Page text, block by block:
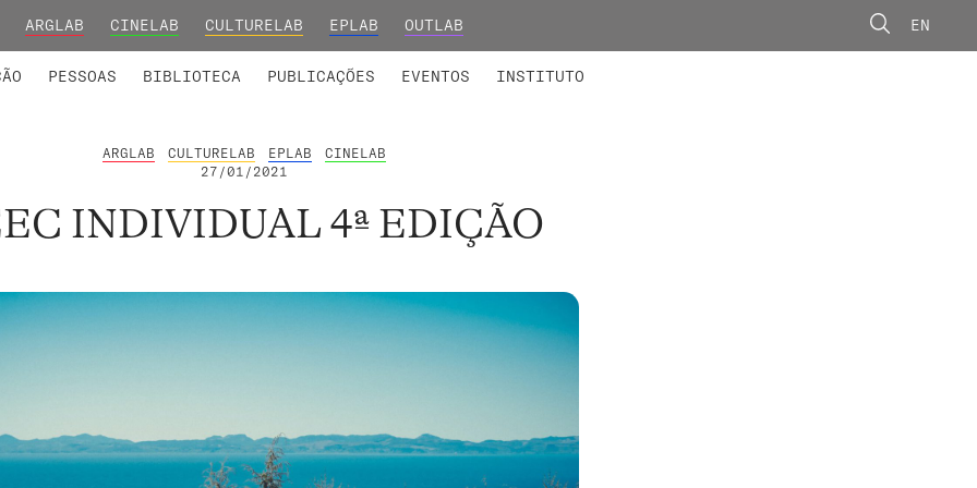
ARGLAB CINELAB CULTURELAB EPLAB OUTLAB EN
PESSOAS BIBLIOTECA PUBLICAÇÕES EVENTOS INSTITUTO
ARGLAB CULTURELAB EPLAB
CINELAB
27/01/2021
INDIVIDUAL 4ª EDIÇÃO